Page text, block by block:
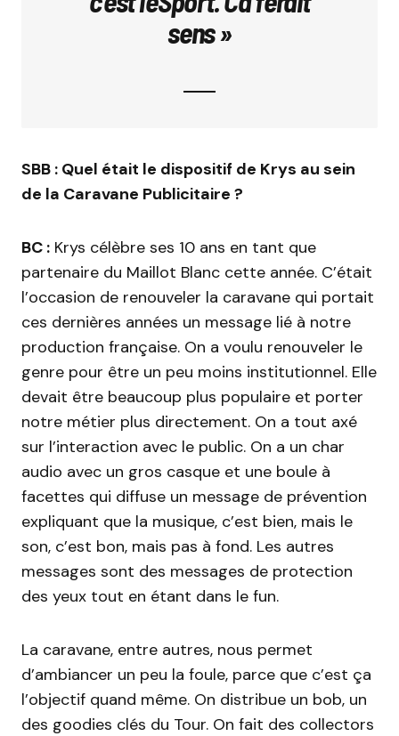
sens »
SBB : Quel était le dispositif de Krys au sein
de la Caravane Publicitaire ?
BC : Krys célèbre ses 10 ans en tant que
partenaire du Maillot Blanc cette année. C’était
l’occasion de renouveler la caravane qui portait
ces dernières années un message lié à notre
production française. On a voulu renouveler le
genre pour être un peu moins institutionnel. Elle
devait être beaucoup plus populaire et porter
notre métier plus directement. On a tout axé
sur l’interaction avec le public. On a un char
audio avec un gros casque et une boule à
facettes qui diffuse un message de prévention
expliquant que la musique, c’est bien, mais le
son, c’est bon, mais pas à fond. Les autres
messages sont des messages de protection
des yeux tout en étant dans le fun.
La caravane, entre autres, nous permet
d’ambiancer un peu la foule, parce que c’est ça
l’objectif quand même. On distribue un bob, un
des goodies clés du Tour. On fait des collectors